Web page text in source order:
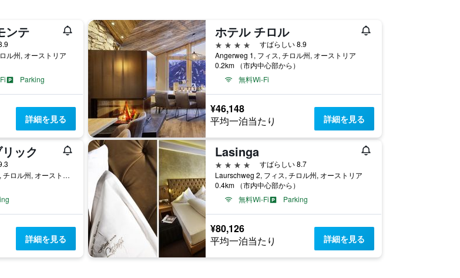
ンテ
ル州, オーストリア
Parking
詳細を見る
ホテル チロル
4つ星
すばらしい 8.9
Angerweg 1, フィス, チロル州, オーストリア
0.2km （市内中心部から）
無料Wi-Fi
¥46,148
平均一泊当たり 詳細を見る
ック
Latschthayaweg 3, フィス, チロル州, オーストリア
詳細を見る
Lasinga
4つ星
すばらしい 8.7
Laurschweg 2, フィス, チロル州, オーストリア
0.4km （市内中心部から）
無料Wi-Fi
Parking
¥80,126
平均一泊当たり 詳細を見る